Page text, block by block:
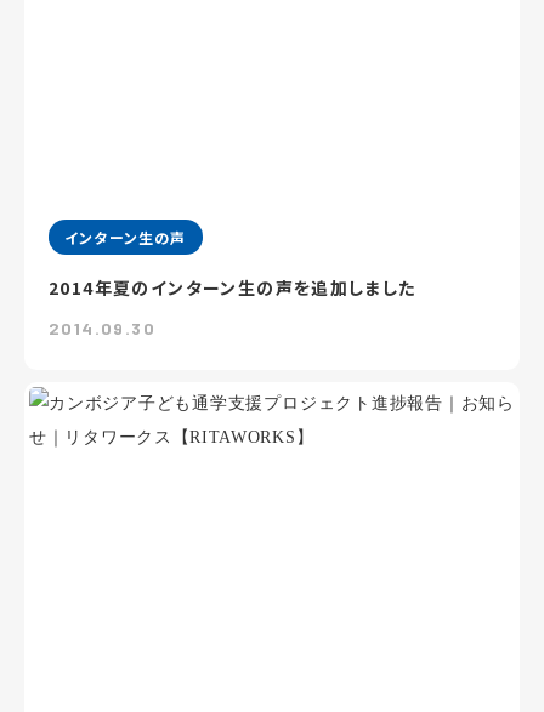
インターン生の声
2014年夏のインターン生の声を追加しました
2014.09.30